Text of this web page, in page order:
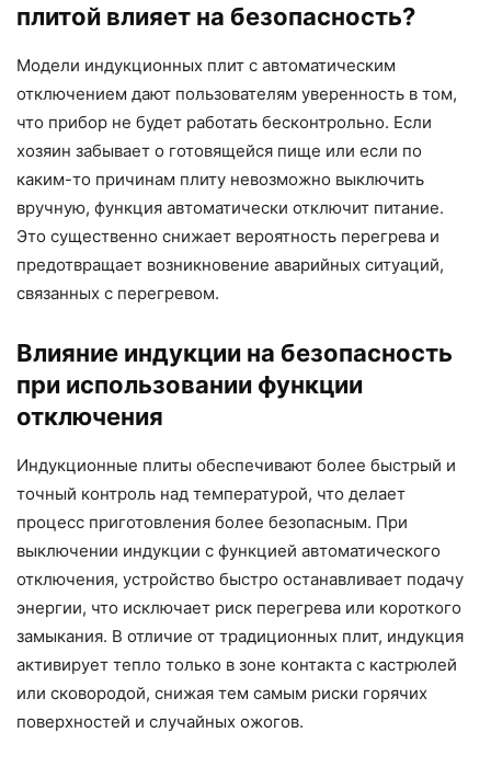
плитой влияет на безопасность?
Модели индукционных плит с автоматическим
отключением дают пользователям уверенность в том,
что прибор не будет работать бесконтрольно. Если
хозяин забывает о готовящейся пище или если по
каким-то причинам плиту невозможно выключить
вручную, функция автоматически отключит питание.
Это существенно снижает вероятность перегрева и
предотвращает возникновение аварийных ситуаций,
связанных с перегревом.
Влияние индукции на безопасность
при использовании функции
отключения
Индукционные плиты обеспечивают более быстрый и
точный контроль над температурой, что делает
процесс приготовления более безопасным. При
выключении индукции с функцией автоматического
отключения, устройство быстро останавливает подачу
энергии, что исключает риск перегрева или короткого
замыкания. В отличие от традиционных плит, индукция
активирует тепло только в зоне контакта с кастрюлей
или сковородой, снижая тем самым риски горячих
поверхностей и случайных ожогов.